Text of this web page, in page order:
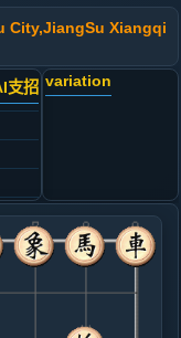
City,JiangSu Xiangqi
支招 variation